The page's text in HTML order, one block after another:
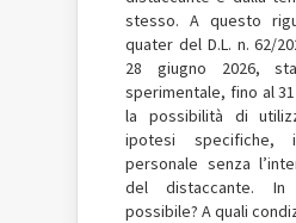
stesso. A questo
quater del D.L. n. 62/
28 giugno 2026,
sperimentale, fino al
la possibilità di
ipotesi
personale senza
del distaccante.
possibile? A quali